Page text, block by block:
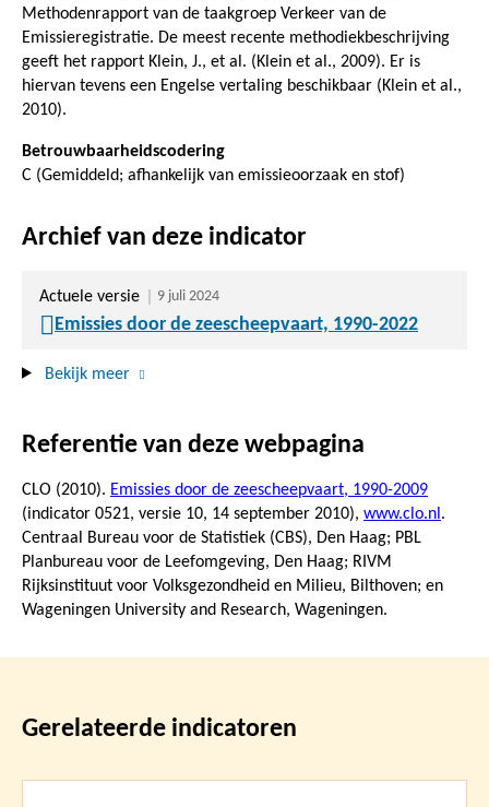
Methodenrapport van de taakgroep Verkeer van de
Emissieregistratie. De meest recente methodiekbeschrijving
geeft het rapport Klein, J., et al. (Klein et al., 2009). Er is
hiervan tevens een Engelse vertaling beschikbaar (Klein et al.,
2010).
Betrouwbaarheidscodering
C (Gemiddeld; afhankelijk van emissieoorzaak en stof)
Archief van deze indicator
Actuele versie 9 juli 2024
Emissies door de zeescheepvaart, 1990-2022
Bekijk meer
Referentie van deze webpagina
CLO (2010). Emissies door de zeescheepvaart, 1990-2009
(indicator 0521, versie 10, 14 september 2010), www.clo.nl .
Centraal Bureau voor de Statistiek (CBS), Den Haag; PBL
Planbureau voor de Leefomgeving, Den Haag; RIVM
Rijksinstituut voor Volksgezondheid en Milieu, Bilthoven; en
Wageningen University and Research, Wageningen.
Gerelateerde indicatoren